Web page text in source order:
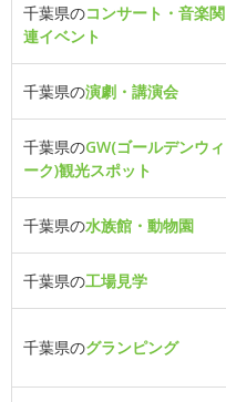
千葉県のコンサート・音楽関
連イベント
千葉県の演劇・講演会
千葉県のGW(ゴールデンウィ
ーク)観光スポット
千葉県の水族館・動物園
千葉県の工場見学
千葉県のグランピング